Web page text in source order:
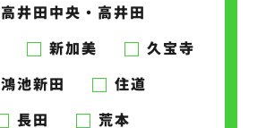
高井田中央・高井田
新加美
久宝寺
鴻池新田
住道
長田
荒本